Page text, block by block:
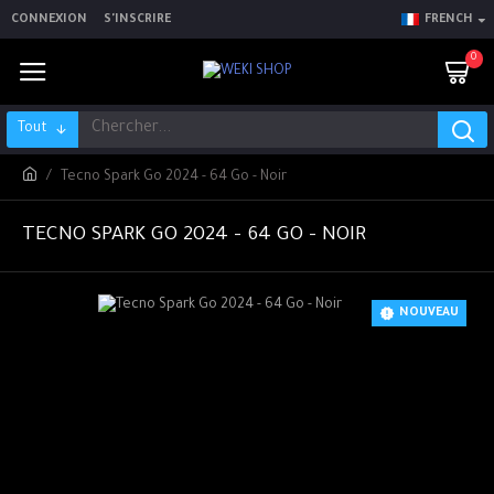
CONNEXION S'INSCRIRE FRENCH
0
Tout
Tecno Spark Go 2024 - 64 Go - Noir
TECNO SPARK GO 2024 - 64 GO - NOIR
NOUVEAU